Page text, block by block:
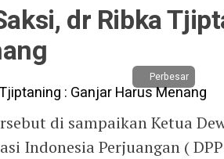
dr Ribka
Perbesar
di sampaikan Ketua
Indonesia Perjuangan (